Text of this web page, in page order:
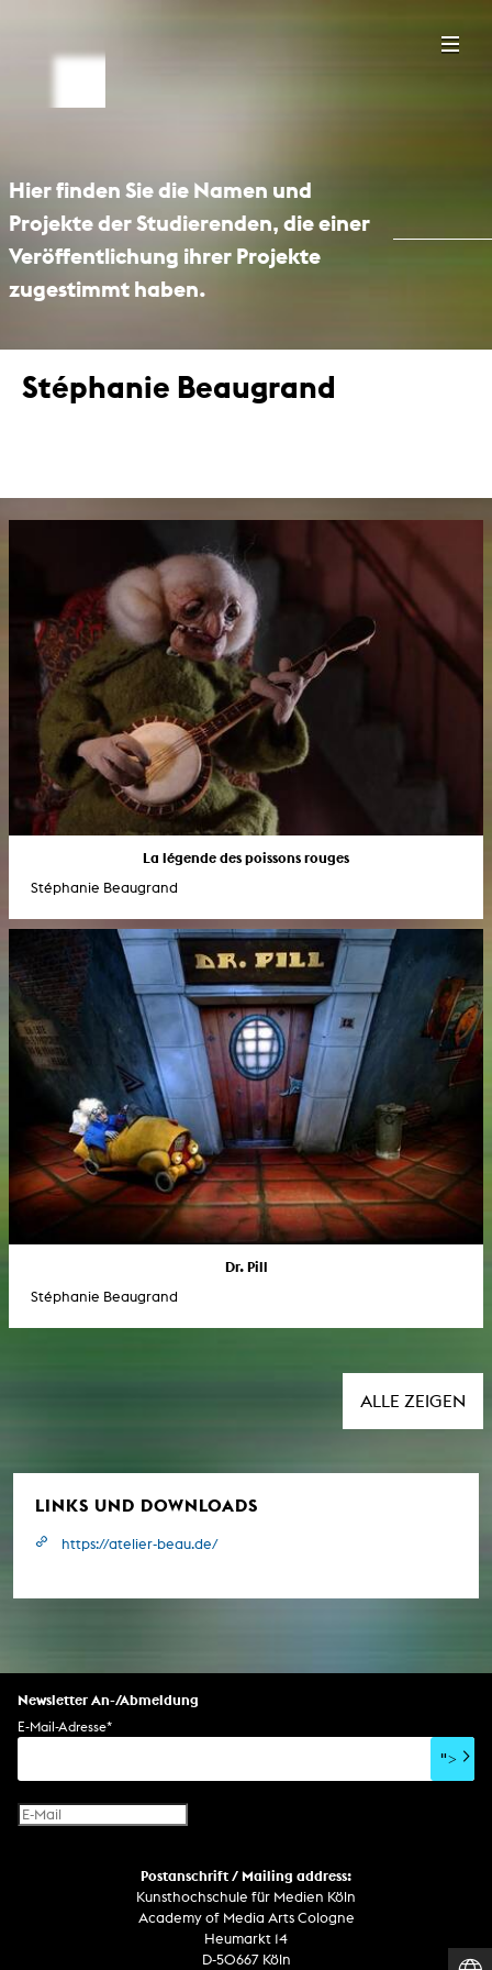
Hier finden Sie die Namen und
Projekte der Studierenden, die einer
Veröffentlichung ihrer Projekte
zugestimmt haben.
Stéphanie Beaugrand
La légende des poissons rouges
Stéphanie Beaugrand
Dr. Pill
Stéphanie Beaugrand
ALLE ZEIGEN
LINKS UND DOWNLOADS
https://atelier-beau.de/
Newsletter An-/Abmeldung
E-Mail-Adresse*
">
Postanschrift / Mailing address:
Kunsthochschule für Medien Köln
Academy of Media Arts Cologne
Heumarkt 14
D-50667 Köln